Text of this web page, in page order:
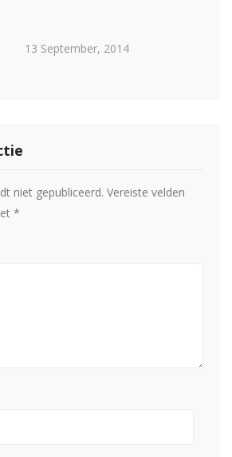
13 September, 2014
niet gepubliceerd. Vereiste velden
*